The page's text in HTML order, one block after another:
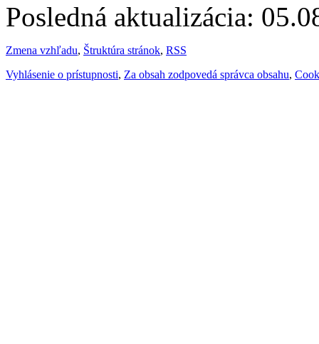
Posledná aktualizácia:
Zmena vzhľadu, Štruktúra stránok, RSS
Vyhlásenie o prístupnosti, Za obsah zodpovedá správca obsahu,